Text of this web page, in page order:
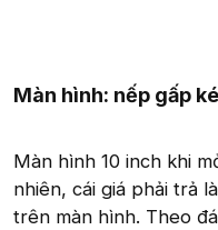
Màn hình: nếp gấp
Màn hình 10 inch khi
nhiên, cái giá phải trả
trên màn hình. Theo